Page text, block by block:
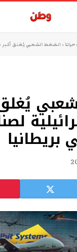
»حياتنا » الضغط الشعبي يُغلق أكبر شركة
بريطانيا